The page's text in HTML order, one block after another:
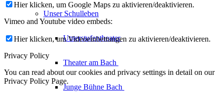
Unser Schulleben
Unterstufentheater
Theater am Bach
Junge Bühne Bach
Hier klicken, um Google Maps zu aktivieren/deaktivieren.
Vimeo and Youtube video embeds:
Hier klicken, um Videoeinbettungen zu aktivieren/deaktivieren.
Privacy Policy
You can read about our cookies and privacy settings in detail on our
Privacy Policy Page.